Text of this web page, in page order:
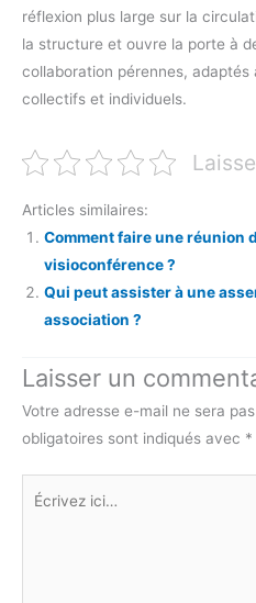
réflexion plus large sur la
la structure et ouvre la porte à
collaboration pérennes, adaptés
collectifs et individuels.
Articles similaires:
Comment faire une réunion
visioconférence ?
Qui peut assister à une
association ?
Laisser un
Votre adresse e-mail ne sera
obligatoires sont indiqués avec *
Écrivez